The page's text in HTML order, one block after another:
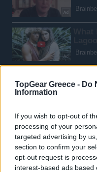
TopGear Greece - Do
Information
If you wish to opt-out of
processing of your
targeted advertising by
section to confirm your
opt-out request is
interest-based ads